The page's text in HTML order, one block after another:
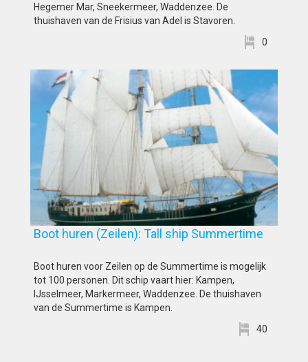
Hegemer Mar, Sneekermeer, Waddenzee. De
thuishaven van de Frisius van Adel is Stavoren.
0
Boot huren (Zeilen): Tall ship Summertime
Boot huren voor Zeilen op de Summertime is mogelijk
tot 100 personen. Dit schip vaart hier: Kampen,
IJsselmeer, Markermeer, Waddenzee. De thuishaven
van de Summertime is Kampen.
40